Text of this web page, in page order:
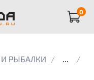
0
РЫБАЛКИ
...